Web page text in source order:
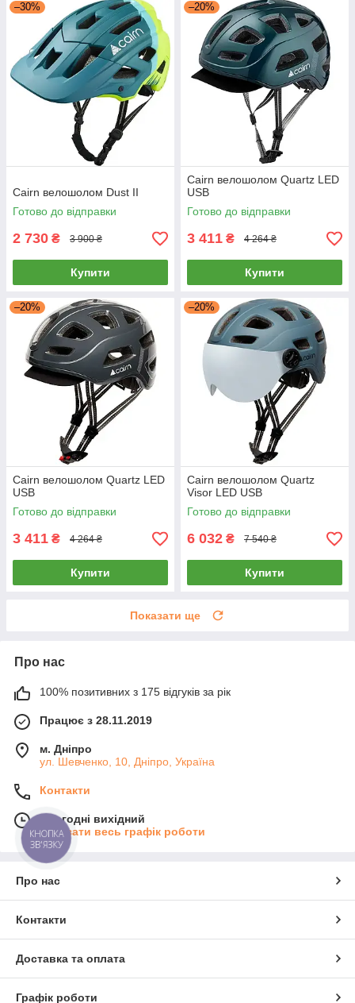
–30%
Cairn велошолом Dust II
Готово до відправки
2 730 ₴ 3 900 ₴
Купити
–20%
Cairn велошолом Quartz LED
USB
Готово до відправки
3 411 ₴ 4 264 ₴
Купити
–20%
Cairn велошолом Quartz LED
USB
Готово до відправки
3 411 ₴ 4 264 ₴
Купити
–20%
Cairn велошолом Quartz
Visor LED USB
Готово до відправки
6 032 ₴ 7 540 ₴
Купити
Показати ще
Про нас
100% позитивних з 175 відгуків за рік
Працює з 28.11.2019
м. Дніпро
ул. Шевченко, 10, Дніпро, Україна
Контакти
Сьогодні вихідний
Показати весь графік роботи
Про нас
Контакти
Доставка та оплата
Графік роботи
КНОПКА
ЗВ'ЯЗКУ